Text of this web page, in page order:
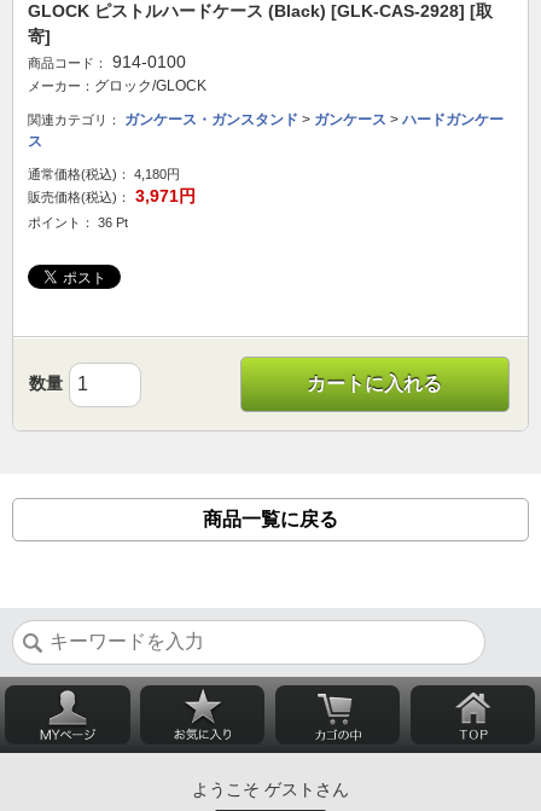
GLOCK ピストルハードケース (Black) [GLK-CAS-2928] [取
寄]
商品コード： 914-0100
メーカー： グロック/GLOCK
関連カテゴリ： ガンケース・ガンスタンド > ガンケース > ハードガンケー
ス
通常価格(税込)：
4,180円
販売価格(税込)：
3,971円
ポイント： 36 Pt
数量 カートに入れる
商品一覧に戻る
ようこそ ゲストさん